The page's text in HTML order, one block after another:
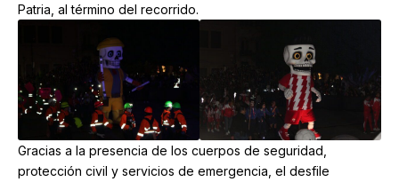
Patria, al término del recorrido.
Gracias a la presencia de los cuerpos de seguridad,
protección civil y servicios de emergencia, el desfile